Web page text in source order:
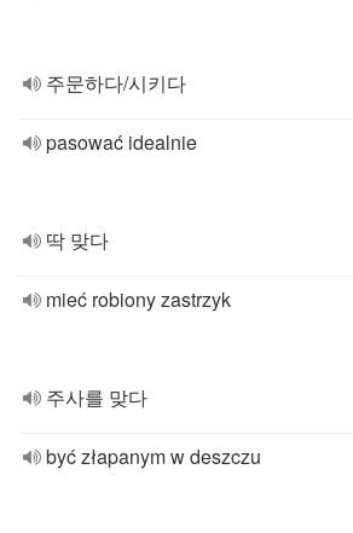
주문하다/시키다
pasować idealnie
딱 맞다
mieć robiony zastrzyk
주사를 맞다
być złapanym w deszczu